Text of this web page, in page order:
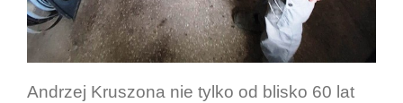
Andrzej Kruszona nie tylko od blisko 60 lat